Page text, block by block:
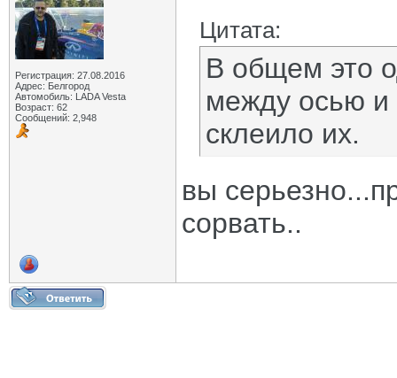
Регистрация: 27.08.2016
Адрес: Белгород
Автомобиль: LADA Vesta
Возраст: 62
Сообщений: 2,948
Цитата:
В общем это
между осью и
склеило их.
вы
сорвать..